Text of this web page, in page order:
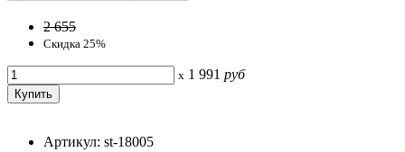
2 655
Скидка 25%
x 1 991 руб
Артикул: st-18005